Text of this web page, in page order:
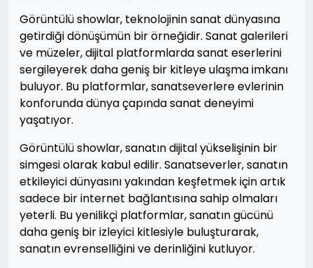
Görüntülü showlar, teknolojinin sanat dünyasına
getirdiği dönüşümün bir örneğidir. Sanat galerileri
ve müzeler, dijital platformlarda sanat eserlerini
sergileyerek daha geniş bir kitleye ulaşma imkanı
buluyor. Bu platformlar, sanatseverlere evlerinin
konforunda dünya çapında sanat deneyimi
yaşatıyor.
Görüntülü showlar, sanatın dijital yükselişinin bir
simgesi olarak kabul edilir. Sanatseverler, sanatın
etkileyici dünyasını yakından keşfetmek için artık
sadece bir internet bağlantısına sahip olmaları
yeterli. Bu yenilikçi platformlar, sanatın gücünü
daha geniş bir izleyici kitlesiyle buluşturarak,
sanatın evrenselliğini ve derinliğini kutluyor.